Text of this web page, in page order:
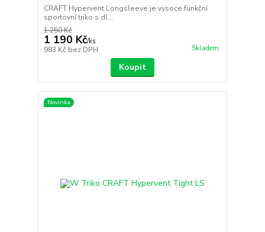
CRAFT Hypervent Longsleeve je vysoce funkční
sportovní triko s dl...
1 250 Kč
1 190 Kč/ks
983 Kč bez DPH Skladem
Koupit
Novinka